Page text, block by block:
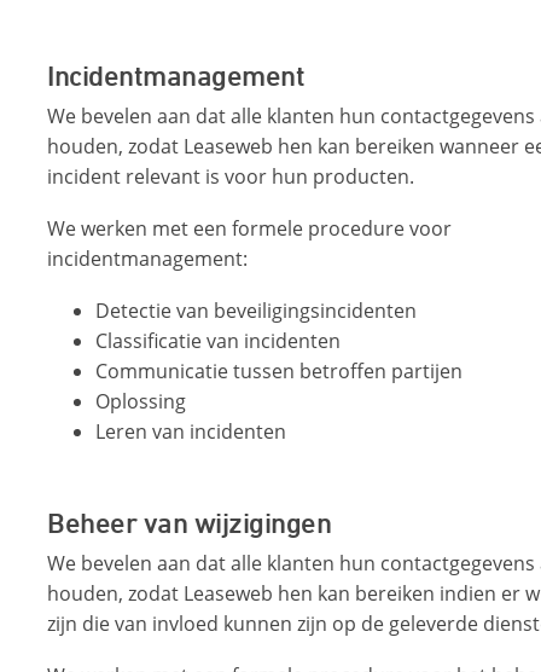
Incidentmanagement
We bevelen aan dat alle klanten hun contactgegevens
houden, zodat Leaseweb hen kan bereiken wanneer
incident relevant is voor hun producten.
We werken met een formele procedure voor
incidentmanagement:
Detectie van beveiligingsincidenten
Classificatie van incidenten
Communicatie tussen betroffen partijen
Oplossing
Leren van incidenten
Beheer van wijzigingen
We bevelen aan dat alle klanten hun contactgegevens
houden, zodat Leaseweb hen kan bereiken indien er
zijn die van invloed kunnen zijn op de geleverde